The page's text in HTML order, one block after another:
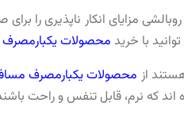
مزایای انکار ناپذیری را
با خریدمحصولات
از محصولات یکبارمصرف
که نرم، قابل تنفس و راحت